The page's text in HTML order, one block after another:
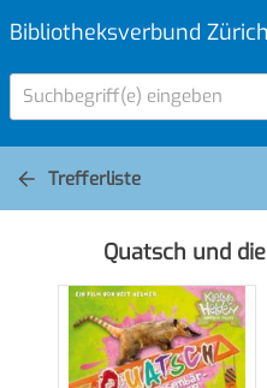
Bibliotheksverbund
Suchbegriff(e) eingeben
Trefferliste
Quatsch und